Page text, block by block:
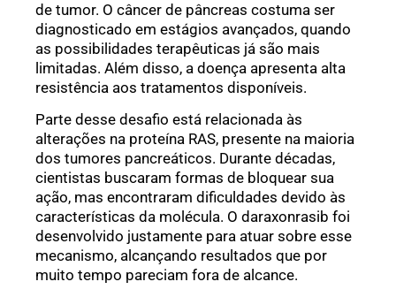
de tumor. O câncer de pâncreas costuma ser
diagnosticado em estágios avançados, quando
as possibilidades terapêuticas já são mais
limitadas. Além disso, a doença apresenta alta
resistência aos tratamentos disponíveis.
Parte desse desafio está relacionada às
alterações na proteína RAS, presente na maioria
dos tumores pancreáticos. Durante décadas,
cientistas buscaram formas de bloquear sua
ação, mas encontraram dificuldades devido às
características da molécula. O daraxonrasib foi
desenvolvido justamente para atuar sobre esse
mecanismo, alcançando resultados que por
muito tempo pareciam fora de alcance.